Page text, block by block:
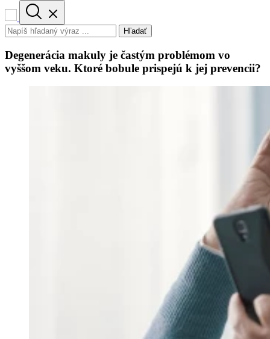
Hľadať
Degenerácia makuly je častým problémom vo
vyššom veku. Ktoré bobule prispejú k jej prevencii?